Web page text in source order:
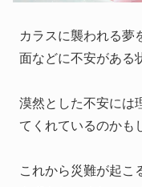
カラスに襲われる夢
面などに不安がある
漠然とした不安には
てくれているのかも
これから災難が起こ